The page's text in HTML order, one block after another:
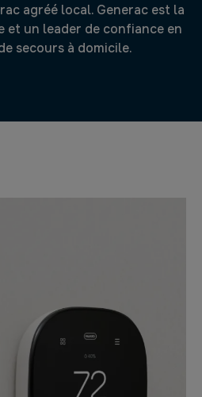
agréé local. Generac est la
et un leader de confiance en
secours à domicile.